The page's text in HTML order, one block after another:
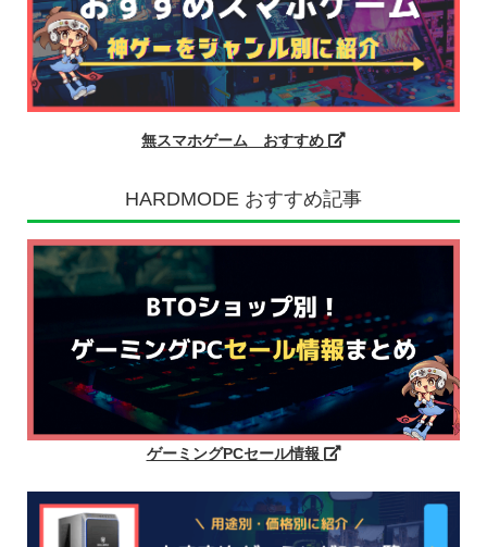
無スマホゲーム おすすめ
HARDMODE おすすめ記事
ゲーミングPCセール情報